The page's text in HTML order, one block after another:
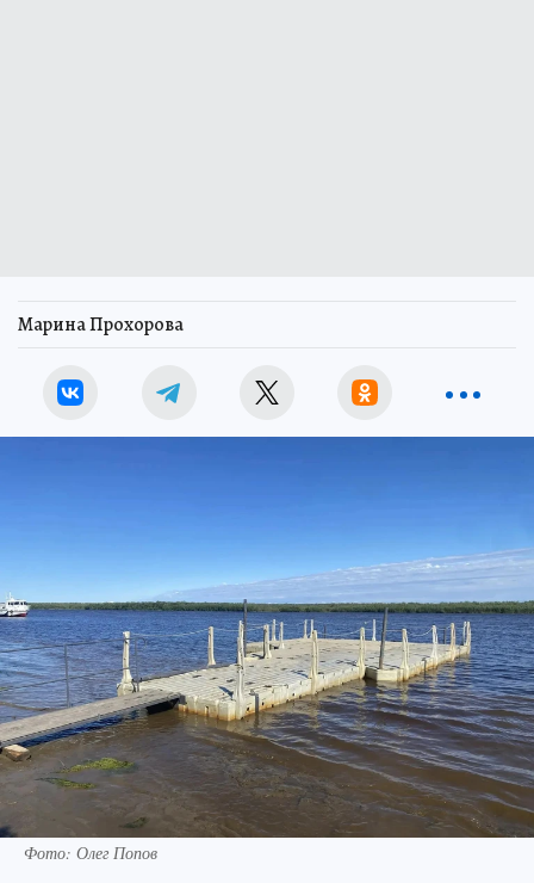
Марина Прохорова
Фото: Олег Попов